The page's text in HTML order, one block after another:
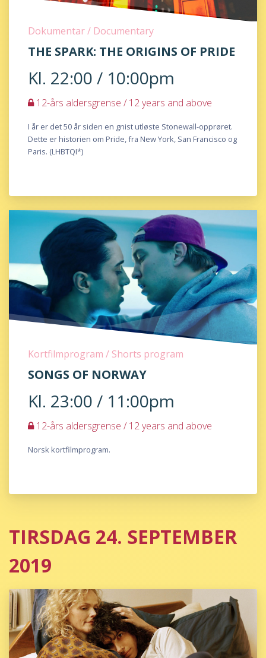
Dokumentar / Documentary
THE SPARK: THE ORIGINS OF PRIDE
Kl. 22:00 / 10:00pm
12-års aldersgrense / 12 years and above
I år er det 50 år siden en gnist utløste Stonewall-opprøret.
Dette er historien om Pride, fra New York, San Francisco og
Paris. (LHBTQI*)
Kortfilmprogram / Shorts program
SONGS OF NORWAY
Kl. 23:00 / 11:00pm
12-års aldersgrense / 12 years and above
Norsk kortfilmprogram.
TIRSDAG 24. SEPTEMBER
2019